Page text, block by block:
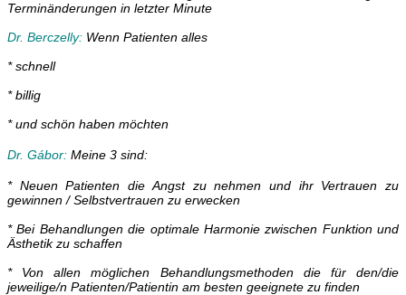
Terminänderungen in letzter Minute
Dr. Berczelly: Wenn Patienten alles
* schnell
* billig
* und schön haben möchten
Dr. Gábor: Meine 3 sind:
* Neuen Patienten die Angst zu nehmen und ihr Vertrauen zu
gewinnen / Selbstvertrauen zu erwecken
* Bei Behandlungen die optimale Harmonie zwischen Funktion und
Ästhetik zu schaffen
* Von allen möglichen Behandlungsmethoden die für den/die
jeweilige/n Patienten/Patientin am besten geeignete zu finden